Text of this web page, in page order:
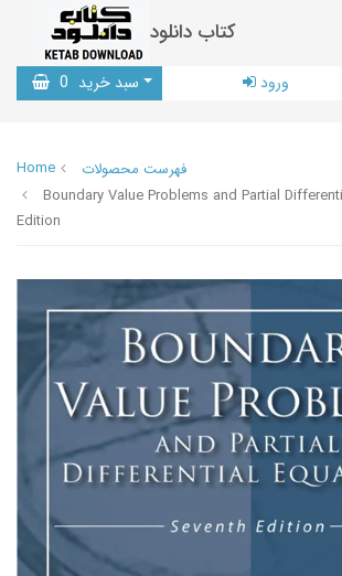
کتاب دانلود
سبد خرید 0 ورود
Home
فهرست محصولات
Boundary Value Problems and Partial
Edition